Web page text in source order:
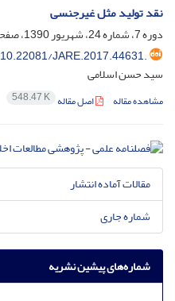
نقد تولید مثل غیرجنسی
دوره 7، شماره 24، شهریور 1390، صفحه
10.22081/JARE.2017.44631.
سید حسن اسلامی
مشاهده مقاله اصل مقاله 548.47 K
مقالات آماده انتشار
شماره جاری
شماره‌های پیشین نشریه